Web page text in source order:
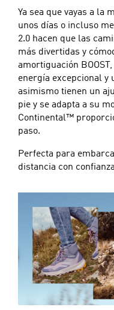
Ya sea que vayas a la
unos días o incluso
2.0 hacen que las
más divertidas y
amortiguación
energía excepcional y
asimismo tienen un
pie y se adapta a su
Continental™
paso.
Perfecta para
distancia con